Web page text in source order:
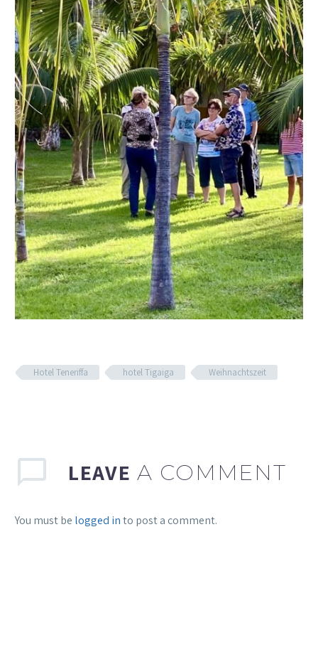
Hotel Teneriffa hotel Tigaiga Weihnachtszeit
LEAVE A COMMENT
You must be logged into post a comment.